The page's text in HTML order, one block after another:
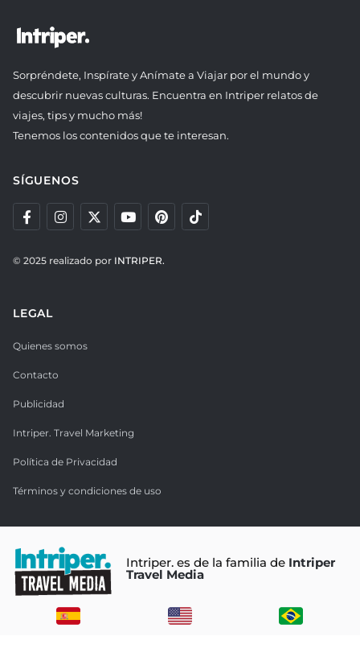
Sorpréndete, Inspírate y Anímate a Viajar por el mundo y
descubrir nuevas culturas. Encuentra en Intriper relatos de
viajes, tips y mucho más!
Tenemos los contenidos que te interesan.
SÍGUENOS
© 2025 realizado por INTRIPER.
LEGAL
Quienes somos
Contacto
Publicidad
Intriper. Travel Marketing
Política de Privacidad
Términos y condiciones de uso
Intriper. es de la familia de Intriper
Travel Media